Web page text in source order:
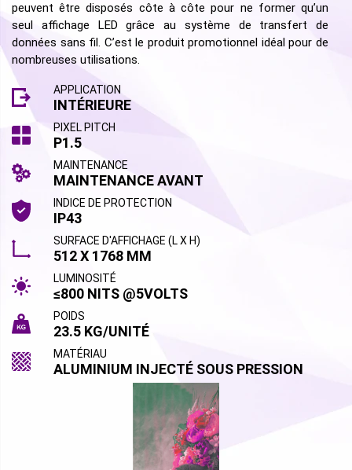
peuvent être disposés côte à côte pour ne former qu’un
seul affichage LED grâce au système de transfert de
données sans fil. C’est le produit promotionnel idéal pour de
nombreuses utilisations.
APPLICATION
INTÉRIEURE
PIXEL PITCH
P1.5
MAINTENANCE
MAINTENANCE AVANT
INDICE DE PROTECTION
IP43
SURFACE D'AFFICHAGE (L X H)
512 X 1768 MM
LUMINOSITÉ
≤800 NITS @5VOLTS
POIDS
23.5 KG/UNITÉ
MATÉRIAU
ALUMINIUM INJECTÉ SOUS PRESSION